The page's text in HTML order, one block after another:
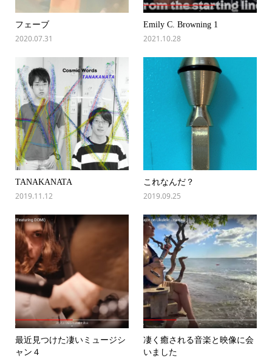
フェーブ
2020.07.31
Emily C. Browning 1
2021.10.28
TANAKANATA
2019.11.12
これなんだ？
2019.09.25
最近見つけた凄いミュージシ
ャン４
凄く癒される音楽と映像に会
いました